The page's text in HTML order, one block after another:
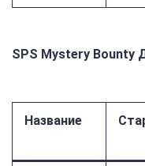
SPS Mystery Bounty
Название